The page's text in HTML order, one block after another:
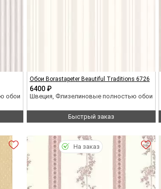
обои
Обои Borastapeter Beautiful Traditions 6726
6400 ₽
Швеция, Флизелиновые полностью обои
Быстрый заказ
На заказ